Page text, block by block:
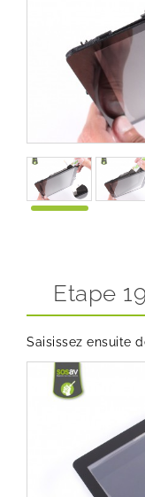
Etape 19
Saisissez ensuite